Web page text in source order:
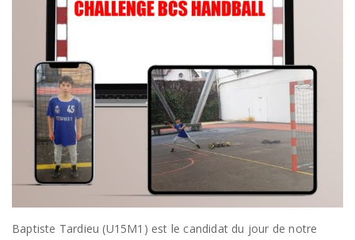
Baptiste Tardieu (U15M1) est le candidat du jour de notre